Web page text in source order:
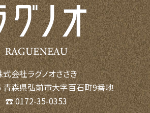
式会社ラグノオささき
青森県弘前市大字百石町9番地
☎ 0172-35-0353